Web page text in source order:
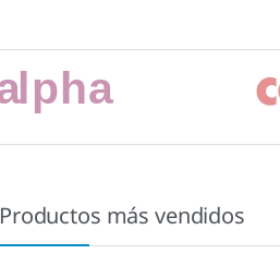
Productos más vendidos